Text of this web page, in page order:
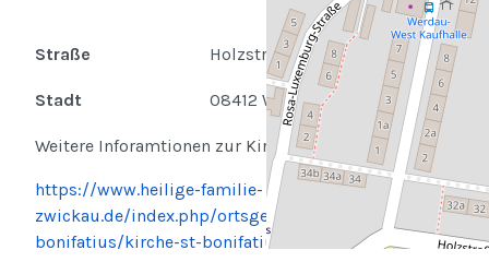
Straße Holzstraße 36
Stadt 08412 Werdau
Weitere Inforamtionen zur Kirche finden Sie hier:
https://www.heilige-familie-
zwickau.de/index.php/ortsgemeinden/werdau-st-
bonifatius/kirche-st-bonifatius.html